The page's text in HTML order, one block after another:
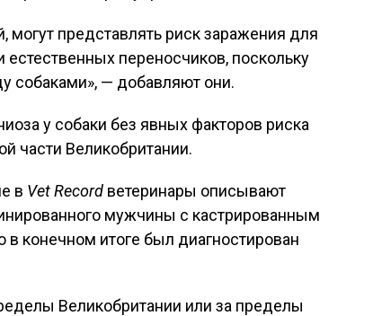
представлять риск заражения для
естественных переносчиков, поскольку
собаками», — добавляют они.
у собаки без явных факторов риска
части Великобритании.
в Vet Record ветеринары описывают
мужчины с кастрированным
в конечном итоге был диагностирован
Великобритании или за пределы